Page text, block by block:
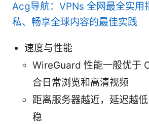
Acg导航：VPNs 全网最全实用
私、畅享全球内容的最佳实践
速度与性能
WireGuard 性能一般优于
合日常浏览和高清视频
距离服务器越近，延迟越
稳